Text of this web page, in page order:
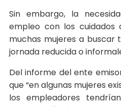
Sin embargo, la
empleo con los cuidados
muchas mujeres a buscar
jornada reducida o
Del informe del ente
que “en algunas mujeres
los empleadores